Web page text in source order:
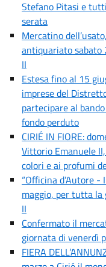
Stefano Pitasi e
serata
Mercatino
antiquariato sabato
II
Estesa fino al 15
imprese del
partecipare al
fondo perduto
CIRIÉ IN FIORE:
Vittorio Emanuele
colori e ai profumi
“Officina d’Autore
maggio, per tutta
II
Confermato il
giornata di venerdì
FIERA